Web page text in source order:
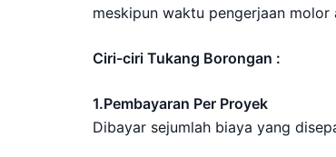
meskipun waktu pengerjaan molor
Ciri-ciri Tukang Borongan :
1.Pembayaran Per Proyek
Dibayar sejumlah biaya yang